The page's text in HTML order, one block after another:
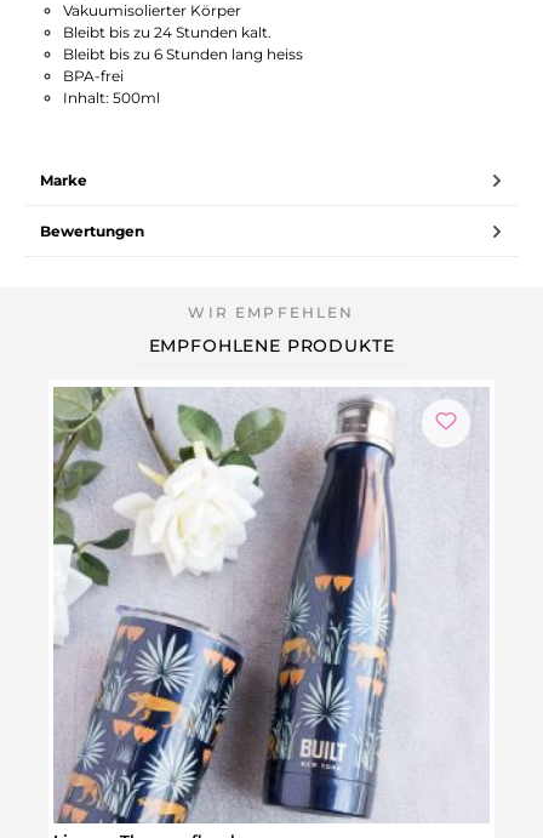
Vakuumisolierter Körper
Bleibt bis zu 24 Stunden kalt.
Bleibt bis zu 6 Stunden lang heiss
BPA-frei
Inhalt: 500ml
Marke
Bewertungen
EMPFOHLENE PRODUKTE